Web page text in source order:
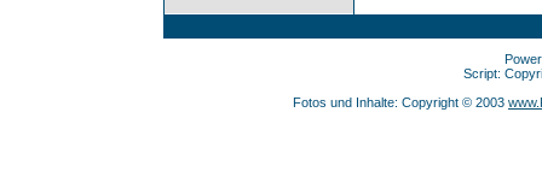
Script:
Fotos und Inhalte: Copyright © 2003